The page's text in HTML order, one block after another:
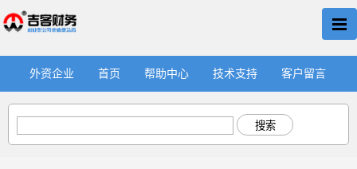
外资企业 首页 帮助中心 技术支持 客户留言
搜索